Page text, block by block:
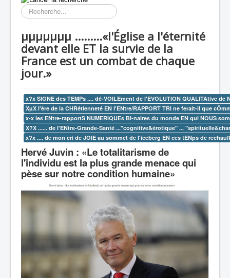
Résultat
de
recherche
µµµµµµµ .........«l'Église a l'éternité
devant elle ET la survie de la
France est un combat de chaque
jour.»
x?x SIGNE des TEMPs .... dé-VOILEment de l'EVOLUTION QUALITAtive de
XµX l'ère de la CHRétienneté EN l'ENtre/RAPPORT TRI ne ferait-il que
x-x les ENtre-rapportS NUMERIQUEs BI-naires du monde EN qui NOUS
X?X ...... de l'ENtre-Grande-Santé ..."cognitive&érotique" ...
x?x .... de mon cri de JOIE au sommet de l'iceberg EN ces tENps de
Hervé Juvin : «Le totalitarisme de
l'individu est la plus grande menace qui
pèse sur notre condition humaine»